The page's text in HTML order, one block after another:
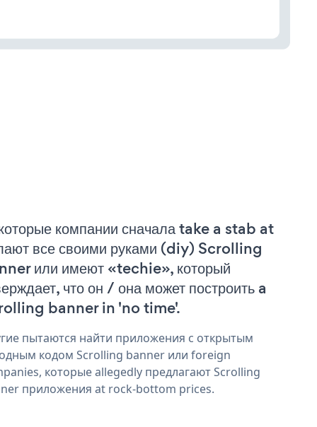
компании сначала take a stab at
все своими руками (diy) Scrolling
или имеют «techie», который
что он / она может построить a
banner in 'no time'.
пытаются найти приложения с открытым
кодом Scrolling banner или foreign
которые allegedly предлагают Scrolling
приложения at rock-bottom prices.